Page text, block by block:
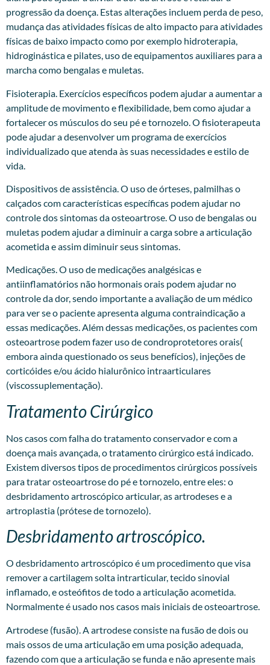
progressão da doença. Estas alterações incluem perda de peso,
mudança das atividades físicas de alto impacto para atividades
físicas de baixo impacto como por exemplo hidroterapia,
hidroginástica e pilates, uso de equipamentos auxiliares para a
marcha como bengalas e muletas.
Fisioterapia. Exercícios específicos podem ajudar a aumentar a
amplitude de movimento e flexibilidade, bem como ajudar a
fortalecer os músculos do seu pé e tornozelo. O fisioterapeuta
pode ajudar a desenvolver um programa de exercícios
individualizado que atenda às suas necessidades e estilo de
vida.
Dispositivos de assistência. O uso de órteses, palmilhas o
calçados com características específicas podem ajudar no
controle dos sintomas da osteoartrose. O uso de bengalas ou
muletas podem ajudar a diminuir a carga sobre a articulação
acometida e assim diminuir seus sintomas.
Medicações. O uso de medicações analgésicas e
antiinflamatórios não hormonais orais podem ajudar no
controle da dor, sendo importante a avaliação de um médico
para ver se o paciente apresenta alguma contraindicação a
essas medicações. Além dessas medicações, os pacientes com
osteoartrose podem fazer uso de condroprotetores orais(
embora ainda questionado os seus benefícios), injeções de
corticóides e/ou ácido hialurônico intraarticulares
(viscossuplementação).
Tratamento Cirúrgico
Nos casos com falha do tratamento conservador e com a
doença mais avançada, o tratamento cirúrgico está indicado.
Existem diversos tipos de procedimentos cirúrgicos possíveis
para tratar osteoartrose do pé e tornozelo, entre eles: o
desbridamento artroscópico articular, as artrodeses e a
artroplastia (prótese de tornozelo).
Desbridamento artroscópico.
O desbridamento artroscópico é um procedimento que visa
remover a cartilagem solta intrarticular, tecido sinovial
inflamado, e osteófitos de todo a articulação acometida.
Normalmente é usado nos casos mais iniciais de osteoartrose.
Artrodese (fusão). A artrodese consiste na fusão de dois ou
mais ossos de uma articulação em uma posição adequada,
fazendo com que a articulação se funda e não apresente mais